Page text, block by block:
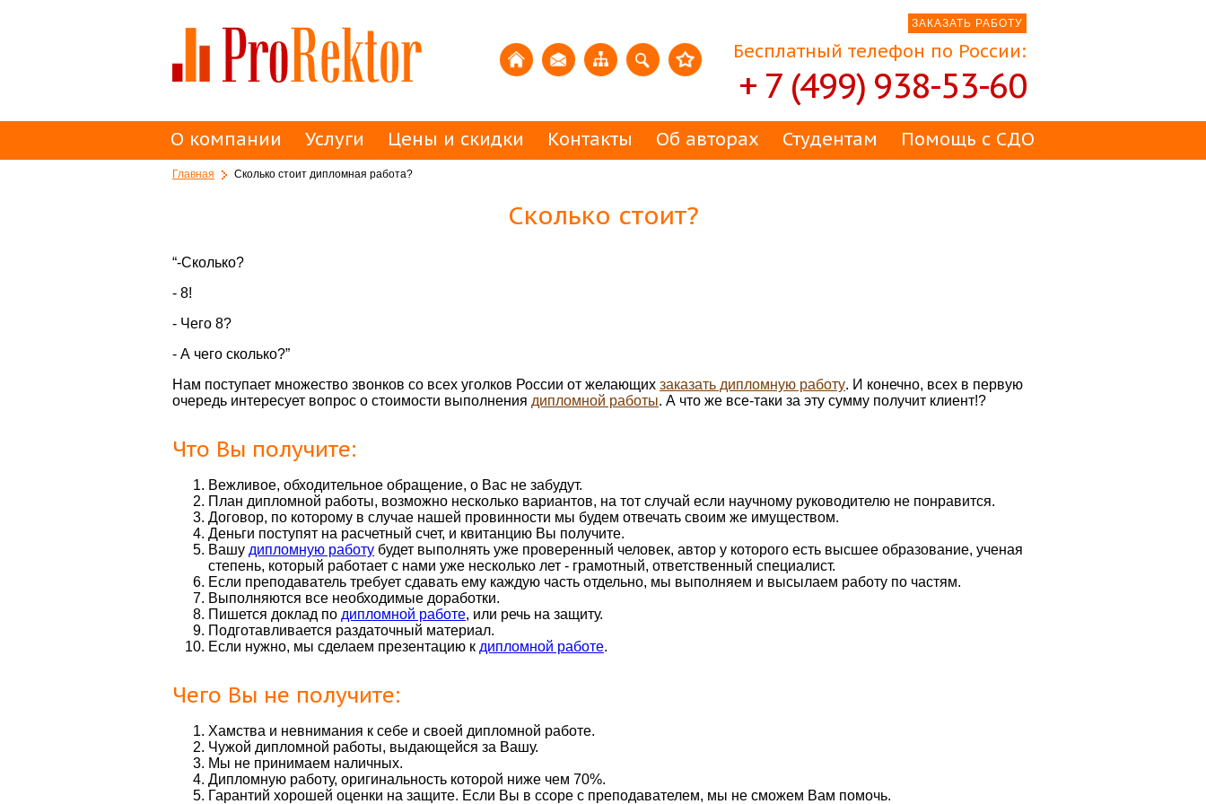
ЗАКАЗАТЬ РАБОТУ
Бесплатный телефон по России:
+ 7 (499) 938-53-60
О компании Услуги Цены и скидки Контакты Об авторах Студентам Помощь с СДО
Главная Сколько стоит дипломная работа?
Сколько стоит?
“-Сколько?
- 8!
- Чего 8?
- А чего сколько?”
Нам поступает множество звонков со всех уголков России от желающих заказать дипломную работу. И конечно, всех в первую
очередь интересует вопрос о стоимости выполнения дипломной работы. А что же все-таки за эту сумму получит клиент!?
Что Вы получите:
Вежливое, обходительное обращение, о Вас не забудут.
План дипломной работы, возможно несколько вариантов, на тот случай если научному руководителю не понравится.
Договор, по которому в случае нашей провинности мы будем отвечать своим же имуществом.
Деньги поступят на расчетный счет, и квитанцию Вы получите.
Вашу дипломную работу будет выполнять уже проверенный человек, автор у которого есть высшее образование, ученая
степень, который работает с нами уже несколько лет - грамотный, ответственный специалист.
Если преподаватель требует сдавать ему каждую часть отдельно, мы выполняем и высылаем работу по частям.
Выполняются все необходимые доработки.
Пишется доклад по дипломной работе, или речь на защиту.
Подготавливается раздаточный материал.
Если нужно, мы сделаем презентацию к дипломной работе.
Чего Вы не получите:
Хамства и невнимания к себе и своей дипломной работе.
Чужой дипломной работы, выдающейся за Вашу.
Мы не принимаем наличных.
Дипломную работу, оригинальность которой ниже чем 70%.
Гарантий хорошей оценки на защите. Если Вы в ссоре с преподавателем, мы не сможем Вам помочь.